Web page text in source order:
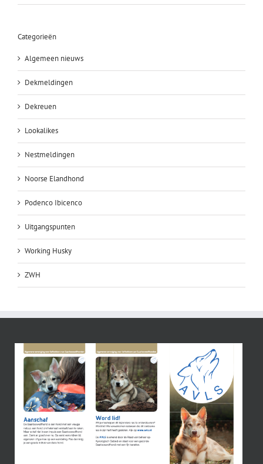
Categorieën
Algemeen nieuws
Dekmeldingen
Dekreuen
Lookalikes
Nestmeldingen
Noorse Elandhond
Podenco Ibicenco
Uitgangspunten
Working Husky
ZWH